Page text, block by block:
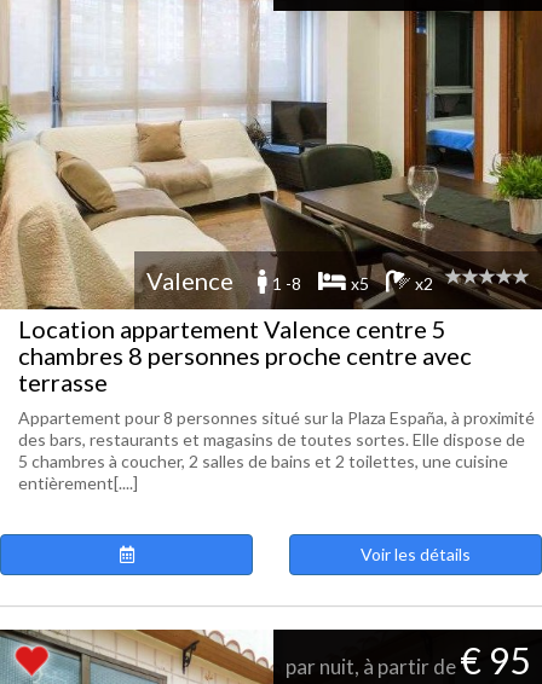
Valence 1 -8 x5 x2
Location appartement Valence centre 5
chambres 8 personnes proche centre avec
terrasse
Appartement pour 8 personnes situé sur la Plaza España, à proximité
des bars, restaurants et magasins de toutes sortes. Elle dispose de
5 chambres à coucher, 2 salles de bains et 2 toilettes, une cuisine
entièrement[....]
Voir les détails
par nuit, à partir de€ 95